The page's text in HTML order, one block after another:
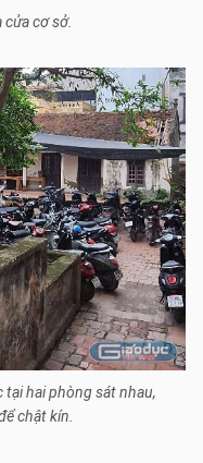
cửa cơ sở.
hai phòng sát nhau,
chật kín.